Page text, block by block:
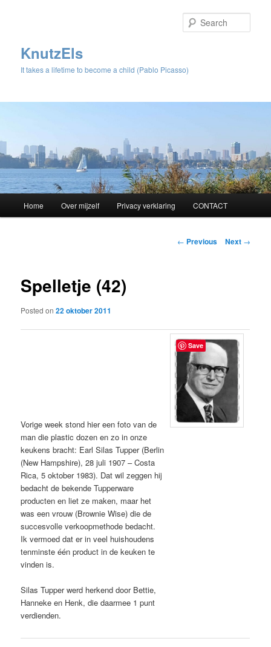
KnutzEls
It takes a lifetime to become a child (Pablo Picasso)
Skip
content
Home Over mijzelf Privacy verklaring CONTACT
Post
← Previous Next →
Spelletje (42)
Posted on22 oktober 2011
Vorige week stond hier een foto van de
man die plastic dozen en zo in onze
keukens bracht: Earl Silas Tupper (Berlin
(New Hampshire), 28 juli 1907 – Costa
Rica, 5 oktober 1983). Dat wil zeggen hij
bedacht de bekende Tupperware
producten en liet ze maken, maar het
was een vrouw (Brownie Wise) die de
succesvolle verkoopmethode bedacht.
Ik vermoed dat er in veel huishoudens
tenminste één product in de keuken te
vinden is.
Silas Tupper werd herkend door Bettie,
Hanneke en Henk, die daarmee 1 punt
verdienden.
Save